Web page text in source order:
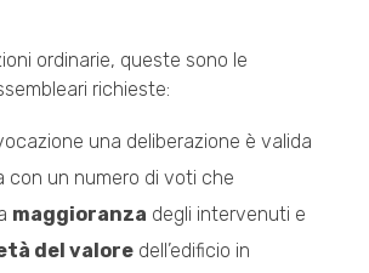
ordinarie, queste sono le
richieste:
una deliberazione è valida
con un numero di voti che
maggioranza degli intervenuti e
del valoredell’edificio in